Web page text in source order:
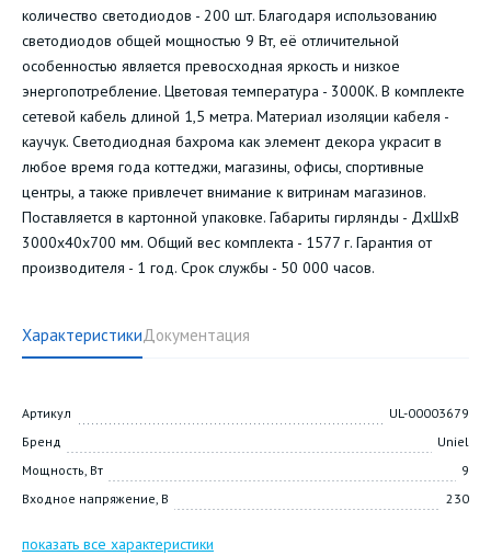
количество светодиодов - 200 шт. Благодаря использованию
светодиодов общей мощностью 9 Вт, её отличительной
особенностью является превосходная яркость и низкое
энергопотребление. Цветовая температура - 3000К. В комплекте
сетевой кабель длиной 1,5 метра. Материал изоляции кабеля -
каучук. Светодиодная бахрома как элемент декора украсит в
любое время года коттеджи, магазины, офисы, спортивные
центры, а также привлечет внимание к витринам магазинов.
Поставляется в картонной упаковке. Габариты гирлянды - ДхШхВ
3000х40х700 мм. Общий вес комплекта - 1577 г. Гарантия от
производителя - 1 год. Срок службы - 50 000 часов.
ХарактеристикиДокументация
Артикул
UL-00003679
Бренд
Uniel
Мощность, Вт
9
Входное напряжение, В
230
показать все характеристики